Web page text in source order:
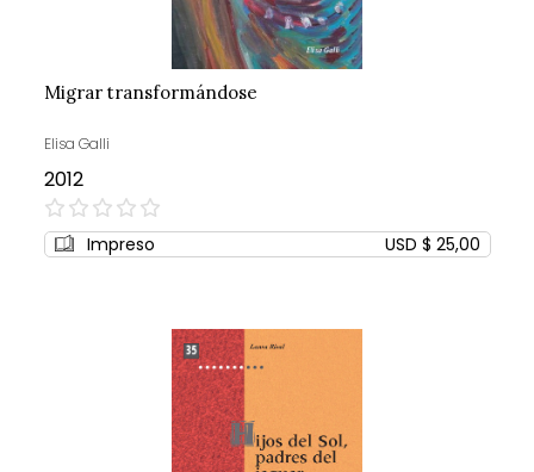
Migrar transformándose
Elisa Galli
2012
0%
Impreso USD $ 25,00